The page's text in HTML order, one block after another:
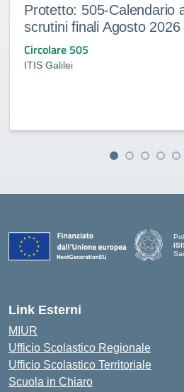
Protetto: 505-Calendario
scrutini finali Agosto
Circolare 505
ITIS Galilei
Link Esterni
MIUR
Ufficio Scolastico Regionale
Ufficio Scolastico Territoriale
Scuola in Chiaro